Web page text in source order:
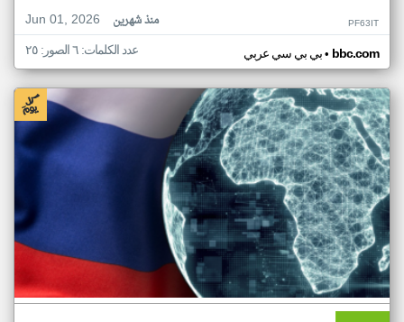
Jun 01, 2026
منذ شهرين PF63IT
بي بي سي عربي• bbc.com عدد الكلمات: ٦ الصور: ٢٥